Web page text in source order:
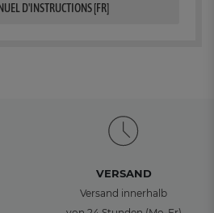
D'INSTRUCTIONS [FR]
VERSAND
Versand innerhalb